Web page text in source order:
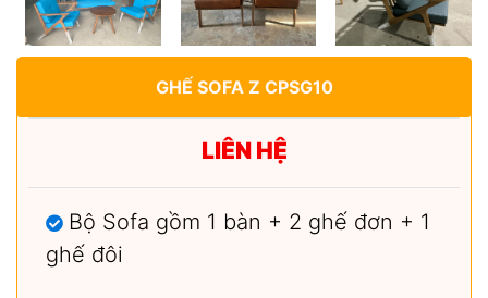
GHẾ SOFA Z CPSG10
LIÊN HỆ
Bộ Sofa gồm 1 bàn + 2 ghế đơn + 1
ghế đôi